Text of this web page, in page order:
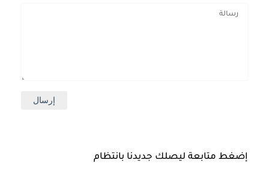
إضغط متابعة ليصلك جديدنا بانتظام